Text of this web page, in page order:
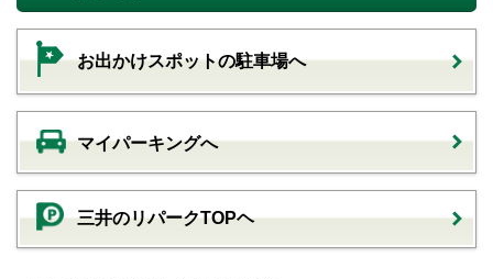
お出かけスポットの駐車場へ
マイパーキングへ
三井のリパークTOPヘ